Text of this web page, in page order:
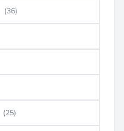
(36)
(25)